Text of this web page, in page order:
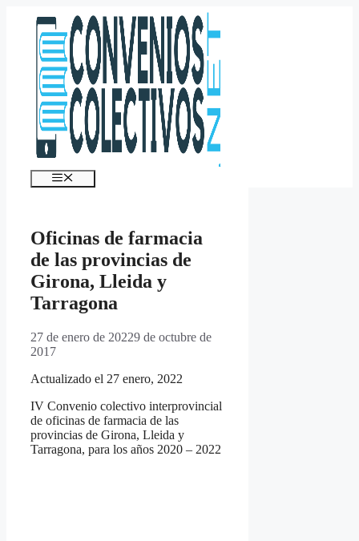
contenido
Menú
Oficinas de farmacia
de las provincias de
Girona, Lleida y
Tarragona
27 de enero de 20229 de octubre de
2017
Actualizado el 27 enero, 2022
IV Convenio colectivo interprovincial
de oficinas de farmacia de las
provincias de Girona, Lleida y
Tarragona, para los años 2020 – 2022